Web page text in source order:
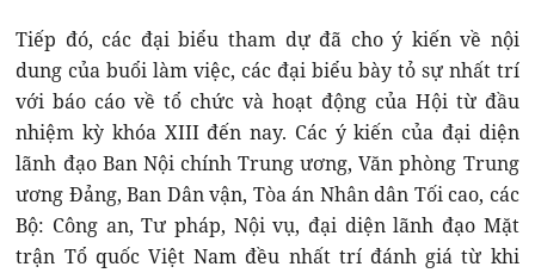
Tiếp đó, các đại biểu tham dự đã cho ý kiến về nội
dung của buổi làm việc, các đại biểu bày tỏ sự nhất trí
với báo cáo về tổ chức và hoạt động của Hội từ đầu
nhiệm kỳ khóa XIII đến nay. Các ý kiến của đại diện
lãnh đạo Ban Nội chính Trung ương, Văn phòng Trung
ương Đảng, Ban Dân vận, Tòa án Nhân dân Tối cao, các
Bộ: Công an, Tư pháp, Nội vụ, đại diện lãnh đạo Mặt
trận Tổ quốc Việt Nam đều nhất trí đánh giá từ khi